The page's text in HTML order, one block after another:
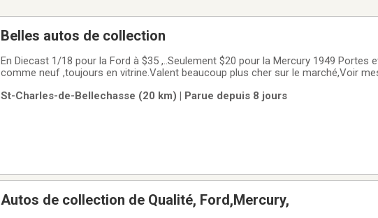
Belles autos de collection
En Diecast 1/18 pour la Ford à $35 ,..Seulement $20 pour la Mercury 1949 Portes
comme neuf ,toujours en vitrine.Valent beaucoup plus cher sur le marché,Voir
St-Charles-de-Bellechasse (20 km) | Parue depuis 8 jours
Autos de collection de Qualité, Ford,Mercury,